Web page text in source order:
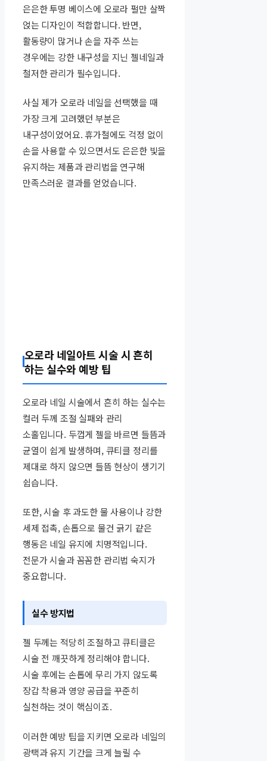
은은한 투명 베이스에 오로라 펄만 살짝
얹는 디자인이 적합합니다. 반면,
활동량이 많거나 손을 자주 쓰는
경우에는 강한 내구성을 지닌 젤네일과
철저한 관리가 필수입니다.
사실 제가 오로라 네일을 선택했을 때
가장 크게 고려했던 부분은
내구성이었어요. 휴가철에도 걱정 없이
손을 사용할 수 있으면서도 은은한 빛을
유지하는 제품과 관리법을 연구해
만족스러운 결과를 얻었습니다.
오로라 네일아트 시술 시 흔히
하는 실수와 예방 팁
오로라 네일 시술에서 흔히 하는 실수는
컬러 두께 조절 실패와 관리
소홀입니다. 두껍게 젤을 바르면 들뜸과
균열이 쉽게 발생하며, 큐티클 정리를
제대로 하지 않으면 들뜸 현상이 생기기
쉽습니다.
또한, 시술 후 과도한 물 사용이나 강한
세제 접촉, 손톱으로 물건 긁기 같은
행동은 네일 유지에 치명적입니다.
전문가 시술과 꼼꼼한 관리법 숙지가
중요합니다.
실수 방지법
젤 두께는 적당히 조절하고 큐티클은
시술 전 깨끗하게 정리해야 합니다.
시술 후에는 손톱에 무리 가지 않도록
장갑 착용과 영양 공급을 꾸준히
실천하는 것이 핵심이죠.
이러한 예방 팁을 지키면 오로라 네일의
광택과 유지 기간을 크게 늘릴 수